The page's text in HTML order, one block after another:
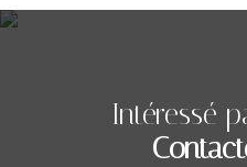
Intéressé